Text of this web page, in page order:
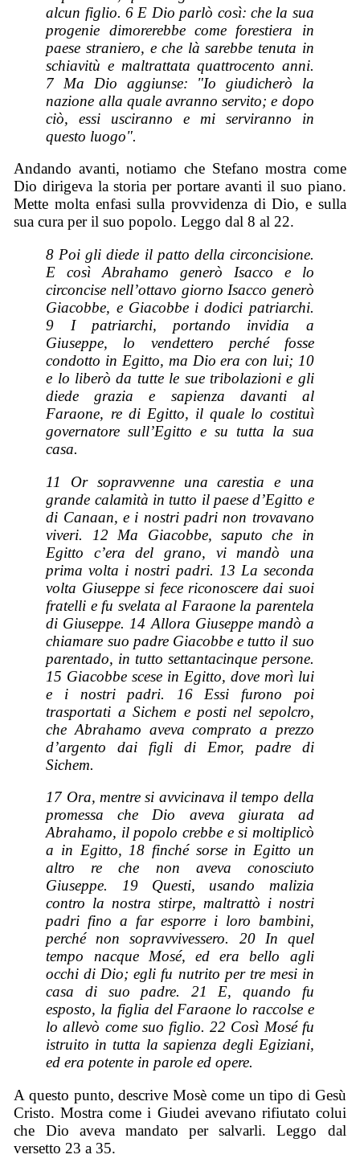
alcun figlio. 6 E Dio parlò così: che la sua
progenie dimorerebbe come forestiera in
paese straniero, e che là sarebbe tenuta in
schiavitù e maltrattata quattrocento anni.
7 Ma Dio aggiunse: "Io giudicherò la
nazione alla quale avranno servito; e dopo
ciò, essi usciranno e mi serviranno in
questo luogo".
Andando avanti, notiamo che Stefano mostra come
Dio dirigeva la storia per portare avanti il suo piano.
Mette molta enfasi sulla provvidenza di Dio, e sulla
sua cura per il suo popolo. Leggo dal 8 al 22.
8 Poi gli diede il patto della circoncisione.
E così Abrahamo generò Isacco e lo
circoncise nell’ottavo giorno Isacco generò
Giacobbe, e Giacobbe i dodici patriarchi.
9 I patriarchi, portando invidia a
Giuseppe, lo vendettero perché fosse
condotto in Egitto, ma Dio era con lui; 10
e lo liberò da tutte le sue tribolazioni e gli
diede grazia e sapienza davanti al
Faraone, re di Egitto, il quale lo costituì
governatore sull’Egitto e su tutta la sua
casa.
11 Or sopravvenne una carestia e una
grande calamità in tutto il paese d’Egitto e
di Canaan, e i nostri padri non trovavano
viveri. 12 Ma Giacobbe, saputo che in
Egitto c’era del grano, vi mandò una
prima volta i nostri padri. 13 La seconda
volta Giuseppe si fece riconoscere dai suoi
fratelli e fu svelata al Faraone la parentela
di Giuseppe. 14 Allora Giuseppe mandò a
chiamare suo padre Giacobbe e tutto il suo
parentado, in tutto settantacinque persone.
15 Giacobbe scese in Egitto, dove morì lui
e i nostri padri. 16 Essi furono poi
trasportati a Sichem e posti nel sepolcro,
che Abrahamo aveva comprato a prezzo
d’argento dai figli di Emor, padre di
Sichem.
17 Ora, mentre si avvicinava il tempo della
promessa che Dio aveva giurata ad
Abrahamo, il popolo crebbe e si moltiplicò
a in Egitto, 18 finché sorse in Egitto un
altro re che non aveva conosciuto
Giuseppe. 19 Questi, usando malizia
contro la nostra stirpe, maltrattò i nostri
padri fino a far esporre i loro bambini,
perché non sopravvivessero. 20 In quel
tempo nacque Mosé, ed era bello agli
occhi di Dio; egli fu nutrito per tre mesi in
casa di suo padre. 21 E, quando fu
esposto, la figlia del Faraone lo raccolse e
lo allevò come suo figlio. 22 Così Mosé fu
istruito in tutta la sapienza degli Egiziani,
ed era potente in parole ed opere.
A questo punto, descrive Mosè come un tipo di Gesù
Cristo. Mostra come i Giudei avevano rifiutato colui
che Dio aveva mandato per salvarli. Leggo dal
versetto 23 a 35.